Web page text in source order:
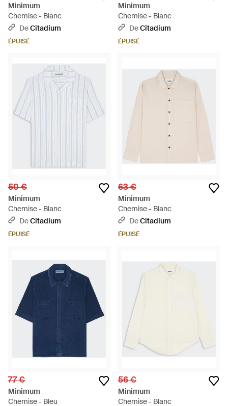
Minimum
Chemise - Blanc
DeCitadium
ÉPUISÉ
Minimum
Chemise - Blanc
DeCitadium
ÉPUISÉ
50 €
Minimum
Chemise - Blanc
DeCitadium
ÉPUISÉ
63 €
Minimum
Chemise - Blanc
DeCitadium
ÉPUISÉ
77 €
Minimum
Chemise - Bleu
56 €
Minimum
Chemise - Blanc